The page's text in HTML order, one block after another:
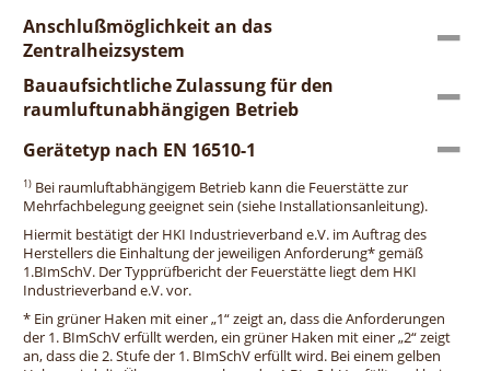
Anschlußmöglichkeit an das
Zentralheizsystem
Bauaufsichtliche Zulassung für den
raumluftunabhängigen Betrieb
Gerätetyp nach EN 16510-1
1) Bei raumluftabhängigem Betrieb kann die Feuerstätte zur
Mehrfachbelegung geeignet sein (siehe Installationsanleitung).
Hiermit bestätigt der HKI Industrieverband e.V. im Auftrag des
Herstellers die Einhaltung der jeweiligen Anforderung* gemäß
1.BImSchV. Der Typprüfbericht der Feuerstätte liegt dem HKI
Industrieverband e.V. vor.
* Ein grüner Haken mit einer „1“ zeigt an, dass die Anforderungen
der 1. BImSchV erfüllt werden, ein grüner Haken mit einer „2“ zeigt
an, dass die 2. Stufe der 1. BImSchV erfüllt wird. Bei einem gelben